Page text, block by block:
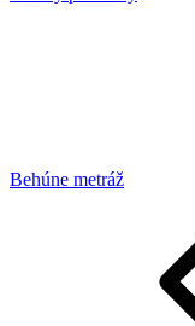
Behúne metráž